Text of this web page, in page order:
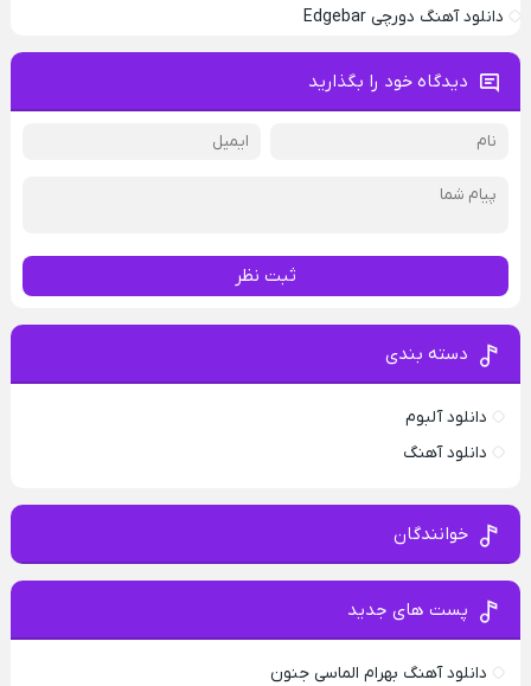
دانلود آهنگ دورچی Edgebar
دیدگاه خود را بگذارید
ثبت نظر
دسته بندی
دانلود آلبوم
دانلود آهنگ
خوانندگان
پست های جدید
دانلود آهنگ بهرام الماسی جنون